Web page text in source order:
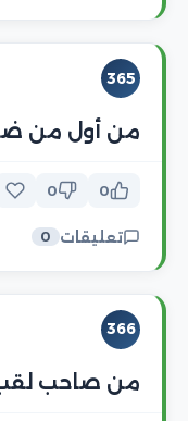
365
من أول من
0
0
تعليقات 0
366
من صاحب لقب